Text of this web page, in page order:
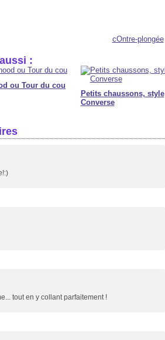
cOntre-plongée
:
ou Tour du cou
Petits chaussons, style
Converse
tout en y collant parfaitement !